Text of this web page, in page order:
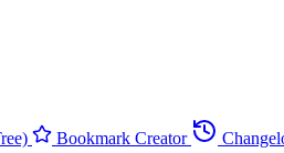
Bookmark Creator